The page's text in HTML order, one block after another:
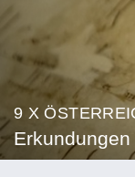
9 X